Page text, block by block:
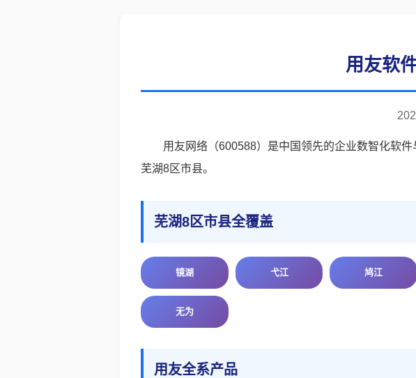
用友软
用友网络（600588）是中国领先的企业数智化软
芜湖8区市县。
芜湖8区市县全覆盖
镜湖 弋江 鸠江
无为
用友全系产品